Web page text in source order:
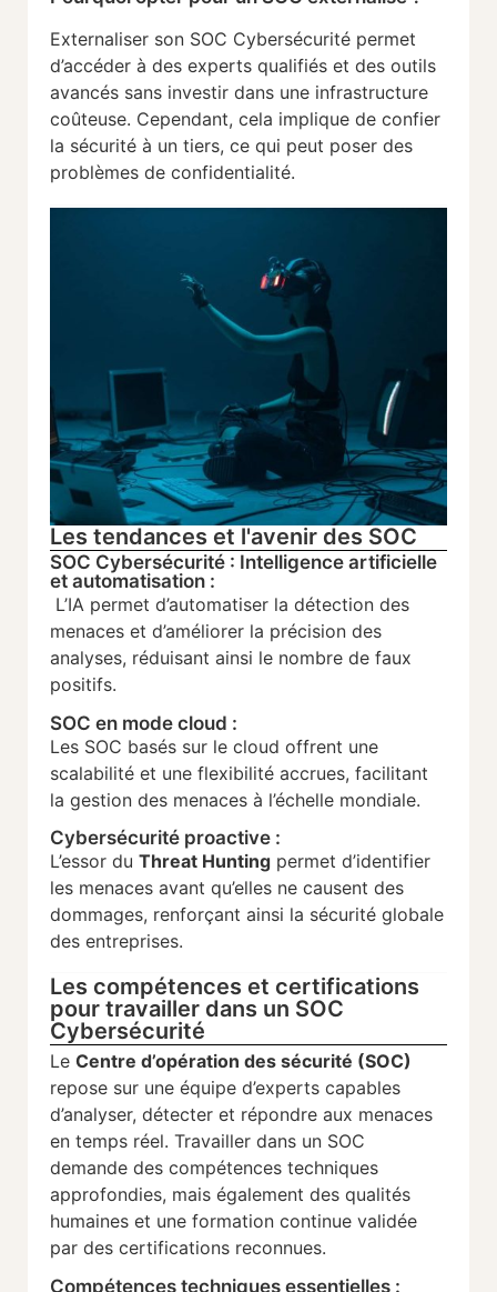
Externaliser son SOC Cybersécurité permet
d’accéder à des experts qualifiés et des outils
avancés sans investir dans une infrastructure
coûteuse. Cependant, cela implique de confier
la sécurité à un tiers, ce qui peut poser des
problèmes de confidentialité.
Les tendances et l'avenir des SOC
SOC Cybersécurité : Intelligence artificielle
et automatisation :
L’IA permet d’automatiser la détection des
menaces et d’améliorer la précision des
analyses, réduisant ainsi le nombre de faux
positifs.
SOC en mode cloud :
Les SOC basés sur le cloud offrent une
scalabilité et une flexibilité accrues, facilitant
la gestion des menaces à l’échelle mondiale.
Cybersécurité proactive :
L’essor du Threat Hunting permet d’identifier
les menaces avant qu’elles ne causent des
dommages, renforçant ainsi la sécurité globale
des entreprises.
Les compétences et certifications
pour travailler dans un SOC
Cybersécurité
Le Centre d’opération des sécurité (SOC)
repose sur une équipe d’experts capables
d’analyser, détecter et répondre aux menaces
en temps réel. Travailler dans un SOC
demande des compétences techniques
approfondies, mais également des qualités
humaines et une formation continue validée
par des certifications reconnues.
Compétences techniques essentielles :